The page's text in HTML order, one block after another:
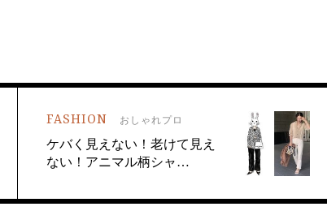
FASHION おしゃれプロ
ケバく見えない！老けて見え
ない！アニマル柄シャ…